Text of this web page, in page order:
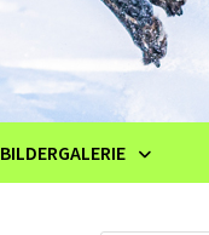
BILDERGALERIE